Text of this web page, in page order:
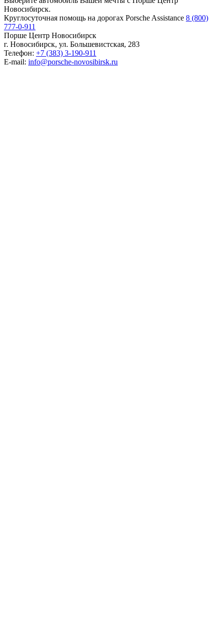
Новосибирск.
Круглосуточная помощь на дорогах Porsche Assistance 8 (800)
777-0-911
Порше Центр Новосибирск
г. Новосибирск, ул. Большевистская, 283
Телефон: +7 (383) 3-190-911
E-mail: info@porsche-novosibirsk.ru